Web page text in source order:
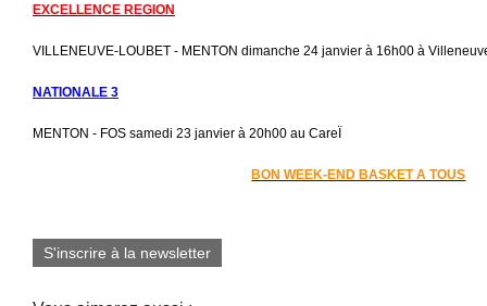
EXCELLENCE REGION
VILLENEUVE-LOUBET - MENTON dimanche 24 janvier à 16h00 à
NATIONALE 3
MENTON - FOS samedi 23 janvier à 20h00 au CareÏ
BON WEEK-END BASKET A TOUS
S'inscrire à la newsletter